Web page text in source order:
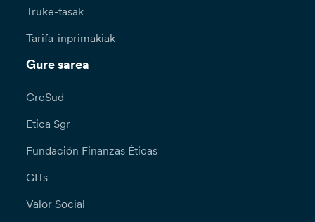
Truke-tasak
Tarifa-inprimakiak
Gure sarea
CreSud
Etica Sgr
Fundación Finanzas Éticas
GITs
Valor Social